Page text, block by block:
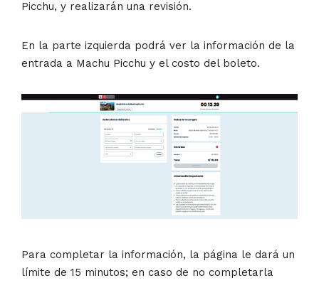
Picchu, y realizarán una revisión.
En la parte izquierda podrá ver la información de la
entrada a Machu Picchu y el costo del boleto.
Para completar la información, la página le dará un
límite de 15 minutos; en caso de no completarla